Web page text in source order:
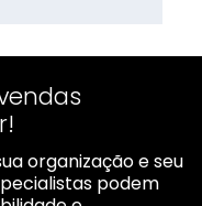
organização e seu
podem